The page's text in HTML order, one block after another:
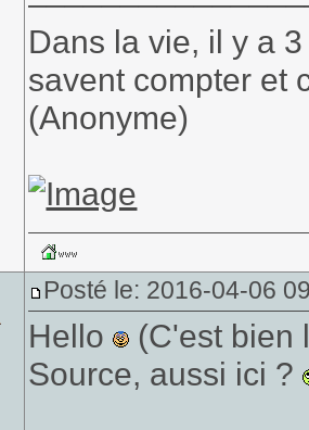
Dans la vie, il y a
savent compter et
(Anonyme)
Posté le: 2016-04-06
Hello
(C'est bien
Source, aussi ici ?